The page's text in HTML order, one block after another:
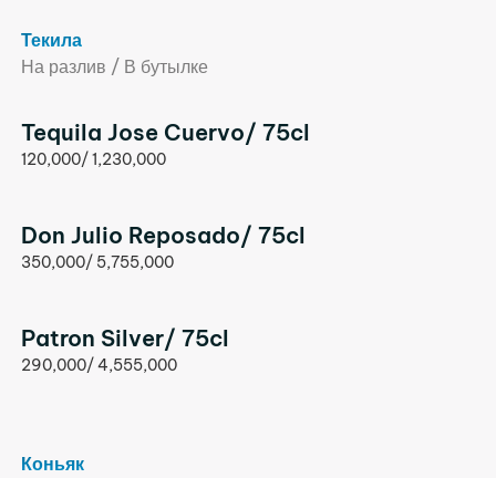
Текила
На разлив / В бутылке
Tequila Jose Cuervo/ 75cl
120,000/ 1,230,000
Don Julio Reposado/ 75cl
350,000/ 5,755,000
Patron Silver/ 75cl
290,000/ 4,555,000
Коньяк